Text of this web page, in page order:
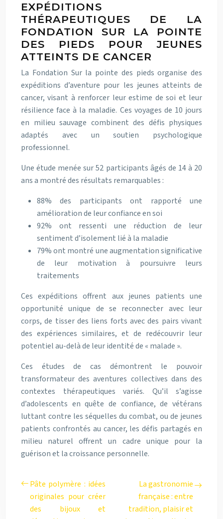
EXPÉDITIONS
THÉRAPEUTIQUES DE LA
FONDATION SUR LA POINTE
DES PIEDS POUR JEUNES
ATTEINTS DE CANCER
La Fondation Sur la pointe des pieds organise des
expéditions d’aventure pour les jeunes atteints de
cancer, visant à renforcer leur estime de soi et leur
résilience face à la maladie. Ces voyages de 10 jours
en milieu sauvage combinent des défis physiques
adaptés avec un soutien psychologique
professionnel.
Une étude menée sur 52 participants âgés de 14 à 20
ans a montré des résultats remarquables :
88% des participants ont rapporté une
amélioration de leur confiance en soi
92% ont ressenti une réduction de leur
sentiment d’isolement lié à la maladie
79% ont montré une augmentation significative
de leur motivation à poursuivre leurs
traitements
Ces expéditions offrent aux jeunes patients une
opportunité unique de se reconnecter avec leur
corps, de tisser des liens forts avec des pairs vivant
des expériences similaires, et de redécouvrir leur
potentiel au-delà de leur identité de « malade ».
Ces études de cas démontrent le pouvoir
transformateur des aventures collectives dans des
contextes thérapeutiques variés. Qu’il s’agisse
d’adolescents en quête de confiance, de vétérans
luttant contre les séquelles du combat, ou de jeunes
patients confrontés au cancer, les défis partagés en
milieu naturel offrent un cadre unique pour la
guérison et la croissance personnelle.
Pâte polymère : idées
originales pour créer
des bijoux et
La gastronomie
française : entre
tradition, plaisir et